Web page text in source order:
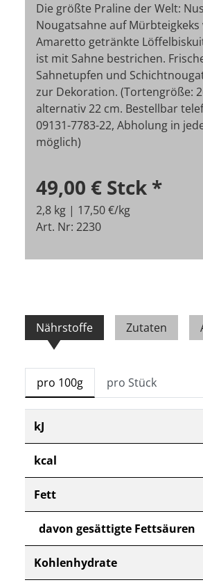
Die größte Praline der Welt:
Nougatsahne auf
Amaretto getränkte
ist mit Sahne bestrichen.
Sahnetupfen und
zur Dekoration. (Tortengröße:
alternativ 22 cm. Bestellbar
09131-7783-22, Abholung in
möglich)
49,00 € Stck *
2,8 kg | 17,50 €/kg
Art. Nr: 2230
Nährstoffe Zutaten
pro 100g pro Stück
kJ
kcal
Fett
davon gesättigte Fettsäuren
Kohlenhydrate